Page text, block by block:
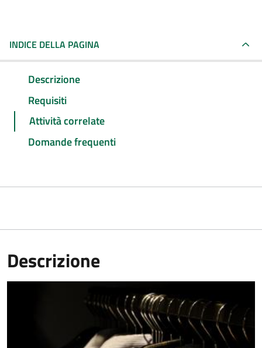
INDICE DELLA PAGINA
Descrizione
Requisiti
Attività correlate
Domande frequenti
Descrizione